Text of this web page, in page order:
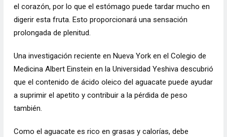
el corazón, por lo que el estómago puede tardar mucho en
digerir esta fruta. Esto proporcionará una sensación
prolongada de plenitud.
Una investigación reciente en Nueva York en el Colegio de
Medicina Albert Einstein en la Universidad Yeshiva descubrió
que el contenido de ácido oleico del aguacate puede ayudar
a suprimir el apetito y contribuir a la pérdida de peso
también.
Como el aguacate es rico en grasas y calorías, debe